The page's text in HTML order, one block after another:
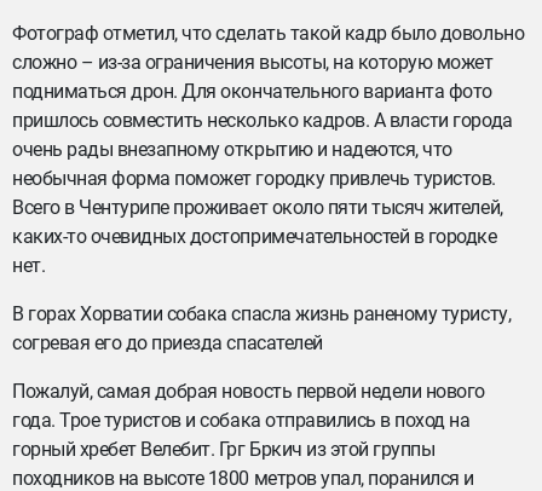
Фотограф отметил, что сделать такой кадр было довольно
сложно – из-за ограничения высоты, на которую может
подниматься дрон. Для окончательного варианта фото
пришлось совместить несколько кадров. А власти города
очень рады внезапному открытию и надеются, что
необычная форма поможет городку привлечь туристов.
Всего в Чентурипе проживает около пяти тысяч жителей,
каких-то очевидных достопримечательностей в городке
нет.
В горах Хорватии собака спасла жизнь раненому туристу,
согревая его до приезда спасателей
Пожалуй, самая добрая новость первой недели нового
года. Трое туристов и собака отправились в поход на
горный хребет Велебит. Грг Бркич из этой группы
походников на высоте 1800 метров упал, поранился и